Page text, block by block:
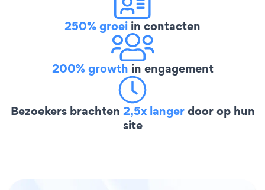
250% groei in contacten
200% growth in engagement
Bezoekers brachten 2,5x langerdoor op hun
site